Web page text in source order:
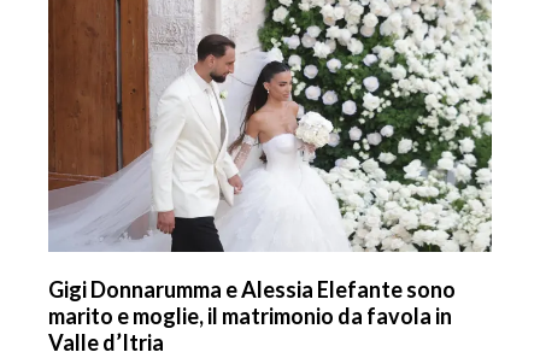
Gigi Donnarumma e Alessia Elefante sono
marito e moglie, il matrimonio da favola in
Valle d’Itria